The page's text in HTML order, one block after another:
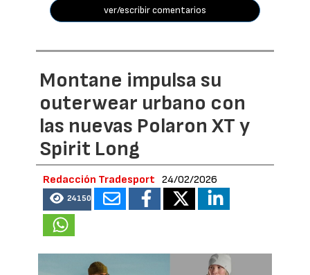
ver/escribir comentarios
Montane impulsa su
outerwear urbano con
las nuevas Polaron XT y
Spirit Long
Redacción Tradesport 24/02/2026
24150